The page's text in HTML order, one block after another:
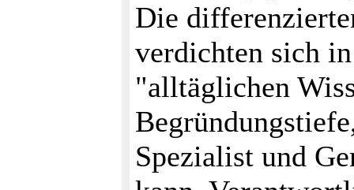
Die
verdichten sich
"alltäglichen
Spezialist und